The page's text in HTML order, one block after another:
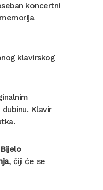
koncertni
klavirskog
Klavir
Bijelo
, čiji će se